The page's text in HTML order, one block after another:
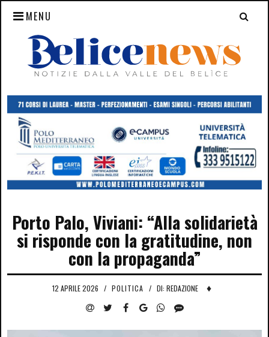
MENU
Porto Palo, Viviani: “Alla solidarietà
si risponde con la gratitudine, non
con la propaganda”
12 APRILE 2026 / POLITICA / DI: REDAZIONE ♦